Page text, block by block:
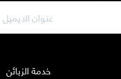
خدمة الزبائن